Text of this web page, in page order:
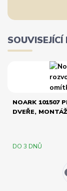
NOARK 101507
DVEŘE,
DO 3 DNŮ